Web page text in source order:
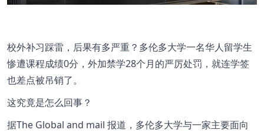
校外补习踩雷，后果有多严重？多伦多大学一名华人留学生
惨遭课程成绩0分，外加禁学28个月的严厉处罚，就连学签
也差点被吊销了。
这究竟是怎么回事？
据The Global and mail 报道，多伦多大学与一家主要面向